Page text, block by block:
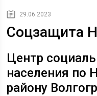
29.06.2023
Соцзащита
Центр
населения по
району